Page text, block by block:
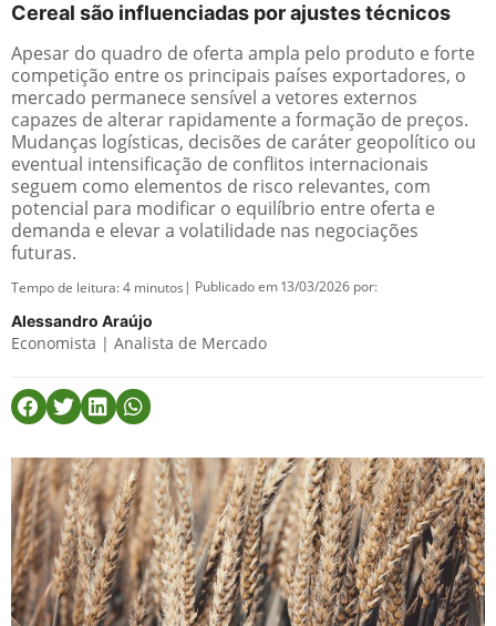
Cereal são influenciadas por ajustes técnicos
Apesar do quadro de oferta ampla pelo produto e forte
competição entre os principais países exportadores, o
mercado permanece sensível a vetores externos
capazes de alterar rapidamente a formação de preços.
Mudanças logísticas, decisões de caráter geopolítico ou
eventual intensificação de conflitos internacionais
seguem como elementos de risco relevantes, com
potencial para modificar o equilíbrio entre oferta e
demanda e elevar a volatilidade nas negociações
futuras.
Tempo de leitura:4 minutos | Publicado em 13/03/2026 por:
Alessandro Araújo
Economista | Analista de Mercado